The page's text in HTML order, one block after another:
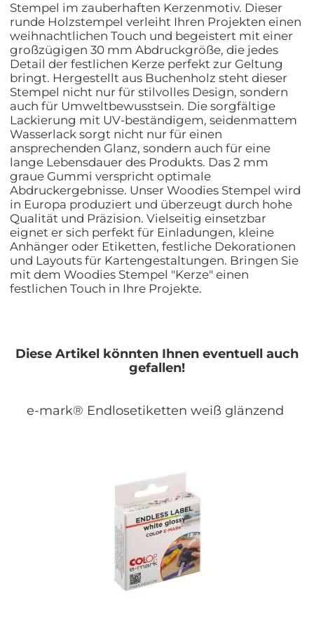
Stempel im zauberhaften Kerzenmotiv. Dieser
runde Holzstempel verleiht Ihren Projekten einen
weihnachtlichen Touch und begeistert mit einer
großzügigen 30 mm Abdruckgröße, die jedes
Detail der festlichen Kerze perfekt zur Geltung
bringt. Hergestellt aus Buchenholz steht dieser
Stempel nicht nur für stilvolles Design, sondern
auch für Umweltbewusstsein. Die sorgfältige
Lackierung mit UV-beständigem, seidenmattem
Wasserlack sorgt nicht nur für einen
ansprechenden Glanz, sondern auch für eine
lange Lebensdauer des Produkts. Das 2 mm
graue Gummi verspricht optimale
Abdruckergebnisse. Unser Woodies Stempel wird
in Europa produziert und überzeugt durch hohe
Qualität und Präzision. Vielseitig einsetzbar
eignet er sich perfekt für Einladungen, kleine
Anhänger oder Etiketten, festliche Dekorationen
und Layouts für Kartengestaltungen. Bringen Sie
mit dem Woodies Stempel "Kerze" einen
festlichen Touch in Ihre Projekte.
Diese Artikel könnten Ihnen eventuell auch
gefallen!
e-mark® Endlosetiketten weiß glänzend